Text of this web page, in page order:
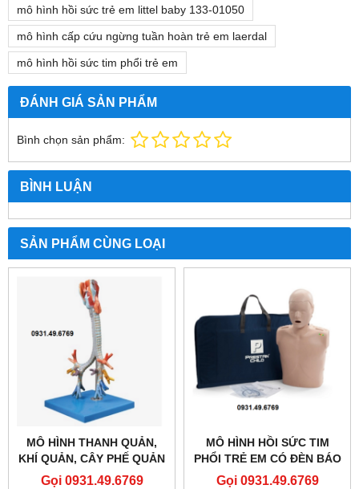
mô hình hồi sức trẻ em littel baby 133-01050
mô hình cấp cứu ngừng tuần hoàn trẻ em laerdal
mô hình hồi sức tim phổi trẻ em
ĐÁNH GIÁ SẢN PHẨM
Bình chọn sản phẩm:
BÌNH LUẬN
SẢN PHẨM CÙNG LOẠI
MÔ HÌNH THANH QUẢN,
KHÍ QUẢN, CÂY PHẾ QUẢN
HONGLIAN GD/A13006
Gọi 0931.49.6769
MÔ HÌNH HỒI SỨC TIM
PHỔI TRẺ EM CÓ ĐÈN BÁO
PRESTAN PP-CM-100M-MS
Gọi 0931.49.6769